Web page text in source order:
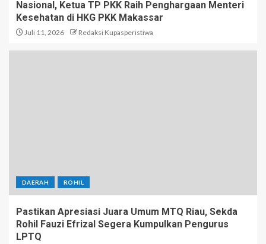
Nasional, Ketua TP PKK Raih Penghargaan Menteri
Kesehatan di HKG PKK Makassar
Juli 11, 2026 Redaksi Kupasperistiwa
DAERAH ROHIL
Pastikan Apresiasi Juara Umum MTQ Riau, Sekda
Rohil Fauzi Efrizal Segera Kumpulkan Pengurus
LPTQ